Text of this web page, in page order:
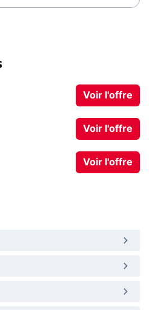
Voir l'offre
Voir l'offre
Voir l'offre